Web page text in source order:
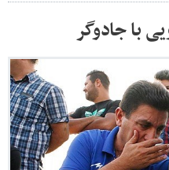
با جادوگر